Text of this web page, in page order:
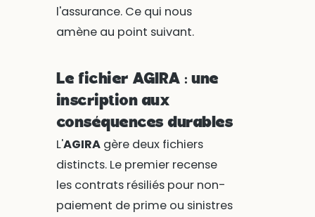
l'assurance. Ce qui nous
amène au point suivant.
Le fichier AGIRA : une
inscription aux
conséquences durables
L'AGIRAgère deux fichiers
distincts. Le premier recense
les contrats résiliés pour non-
paiement de prime ou sinistres